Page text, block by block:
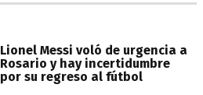
Lionel Messi voló de urgencia a
Rosario y hay incertidumbre
por su regreso al fútbol